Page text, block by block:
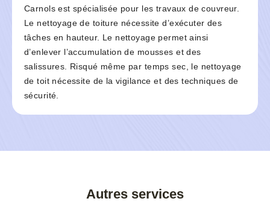
Carnols est spécialisée pour les travaux de couvreur.
Le nettoyage de toiture nécessite d’exécuter des
tâches en hauteur. Le nettoyage permet ainsi
d’enlever l’accumulation de mousses et des
salissures. Risqué même par temps sec, le nettoyage
de toit nécessite de la vigilance et des techniques de
sécurité.
Autres services